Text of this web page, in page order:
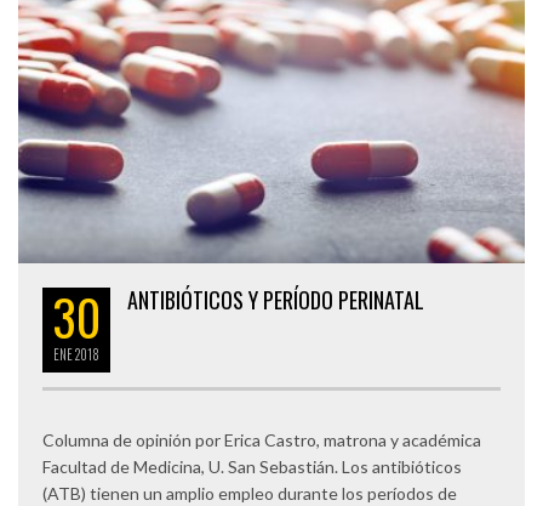
30
ENE2018
ANTIBIÓTICOS Y PERÍODO PERINATAL
Columna de opinión por Erica Castro, matrona y académica
Facultad de Medicina, U. San Sebastián. Los antibióticos
(ATB) tienen un amplio empleo durante los períodos de